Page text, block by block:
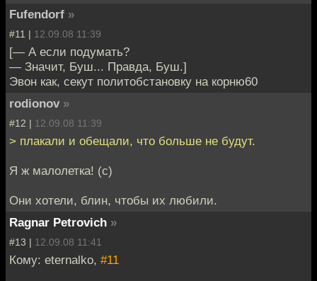
Fufendorf »
#11 | 12.09.08 11:39
[— А если подумать?
— Значит, Буш... Правда, Буш.]
Эвон как, секут политобстановку на корню60
rodionov »
#12 | 12.09.08 11:39
> плакали и обещали, что больше не будут.
Я ж малолетка! (с)
Они хотели, блин, чтобы их любили.
Ragnar Petrovich »
#13 | 12.09.08 11:41
Кому: eternalko, #11